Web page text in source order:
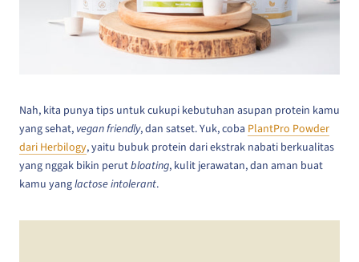
Nah, kita punya tips untuk cukupi kebutuhan asupan protein kamu
yang sehat, vegan friendly, dan satset. Yuk, coba PlantPro Powder
dari Herbilogy, yaitu bubuk protein dari ekstrak nabati berkualitas
yang nggak bikin perutbloating, kulit jerawatan, dan aman buat
kamu yanglactose intolerant.